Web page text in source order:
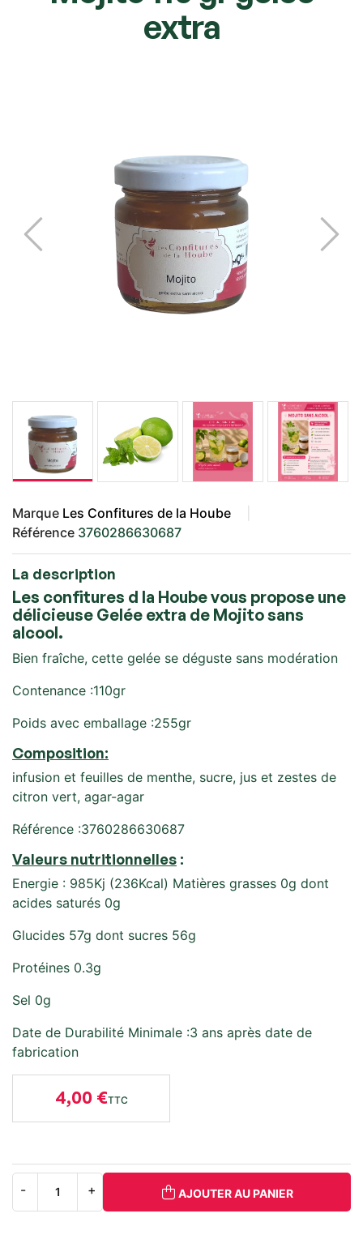
extra
Marque Les Confitures de la Hoube
Référence 3760286630687
La description
Les confitures d la Hoube vous propose une
délicieuse Gelée extra de Mojito sans
alcool.
Bien fraîche, cette gelée se déguste sans modération
Contenance :110gr
Poids avec emballage :255gr
Composition:
infusion et feuilles de menthe, sucre, jus et zestes de
citron vert, agar-agar
Référence :3760286630687
Valeurs nutritionnelles :
Energie : 985Kj (236Kcal) Matières grasses 0g dont
acides saturés 0g
Glucides 57g dont sucres 56g
Protéines 0.3g
Sel 0g
Date de Durabilité Minimale :3 ans après date de
fabrication
4,00 €TTC
AJOUTER AU PANIER